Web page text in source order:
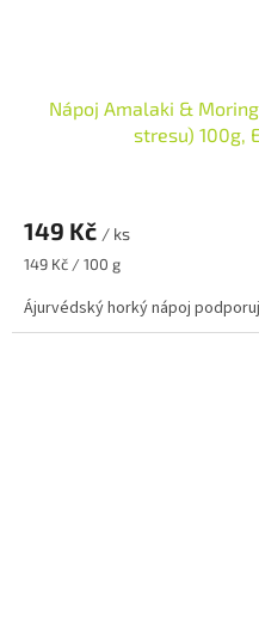
Nápoj Amalaki &
stresu) 100g,
149 Kč / ks
Měrná
149 Kč / 100 g
Ájurvédský horký nápoj